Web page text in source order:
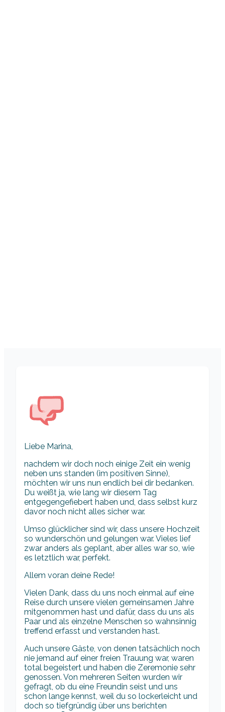
Liebe Marina,
nachdem wir doch noch einige Zeit ein wenig
neben uns standen (im positiven Sinne),
möchten wir uns nun endlich bei dir bedanken.
Du weißt ja, wie lang wir diesem Tag
entgegengefiebert haben und, dass selbst kurz
davor noch nicht alles sicher war.
Umso glücklicher sind wir, dass unsere Hochzeit
so wunderschön und gelungen war. Vieles lief
zwar anders als geplant, aber alles war so, wie
es letztlich war, perfekt.
Allem voran deine Rede!
Vielen Dank, dass du uns noch einmal auf eine
Reise durch unsere vielen gemeinsamen Jahre
mitgenommen hast und dafür, dass du uns als
Paar und als einzelne Menschen so wahnsinnig
treffend erfasst und verstanden hast.
Auch unsere Gäste, von denen tatsächlich noch
nie jemand auf einer freien Trauung war, waren
total begeistert und haben die Zeremonie sehr
genossen. Von mehreren Seiten wurden wir
gefragt, ob du eine Freundin seist und uns
schon lange kennst, weil du so lockerleicht und
doch so tiefgründig über uns berichten